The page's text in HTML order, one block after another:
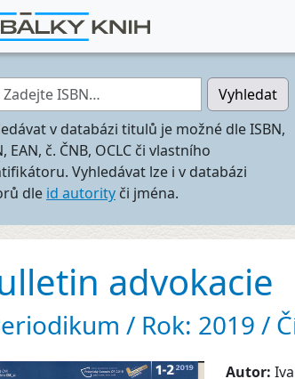
ISBN…
Vyhledat
v databázi titulů je možné dle ISBN,
EAN, č. ČNB, OCLC či vlastního
Vyhledávat lze i v databázi
dle id autority či jména.
advokacie
/ Rok: 2019 /
Autor: